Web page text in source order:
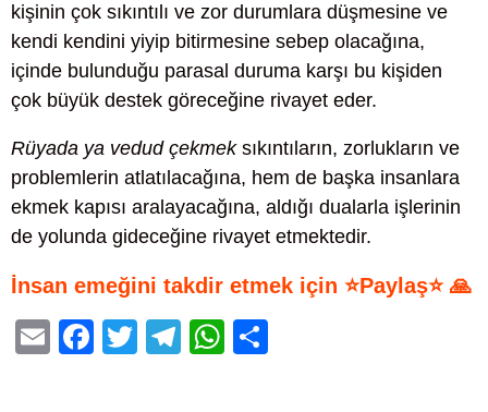
kişinin çok sıkıntılı ve zor durumlara düşmesine ve
kendi kendini yiyip bitirmesine sebep olacağına,
içinde bulunduğu parasal duruma karşı bu kişiden
çok büyük destek göreceğine rivayet eder.
Rüyada ya vedud çekmeksıkıntıların, zorlukların ve
problemlerin atlatılacağına, hem de başka insanlara
ekmek kapısı aralayacağına, aldığı dualarla işlerinin
de yolunda gideceğine rivayet etmektedir.
İnsan emeğini takdir etmek için ⭐Paylaş⭐ 🙏
E
F
T
T
W